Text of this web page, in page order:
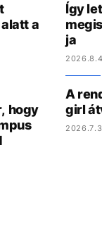
a
hogy
Így
ja
A
girl